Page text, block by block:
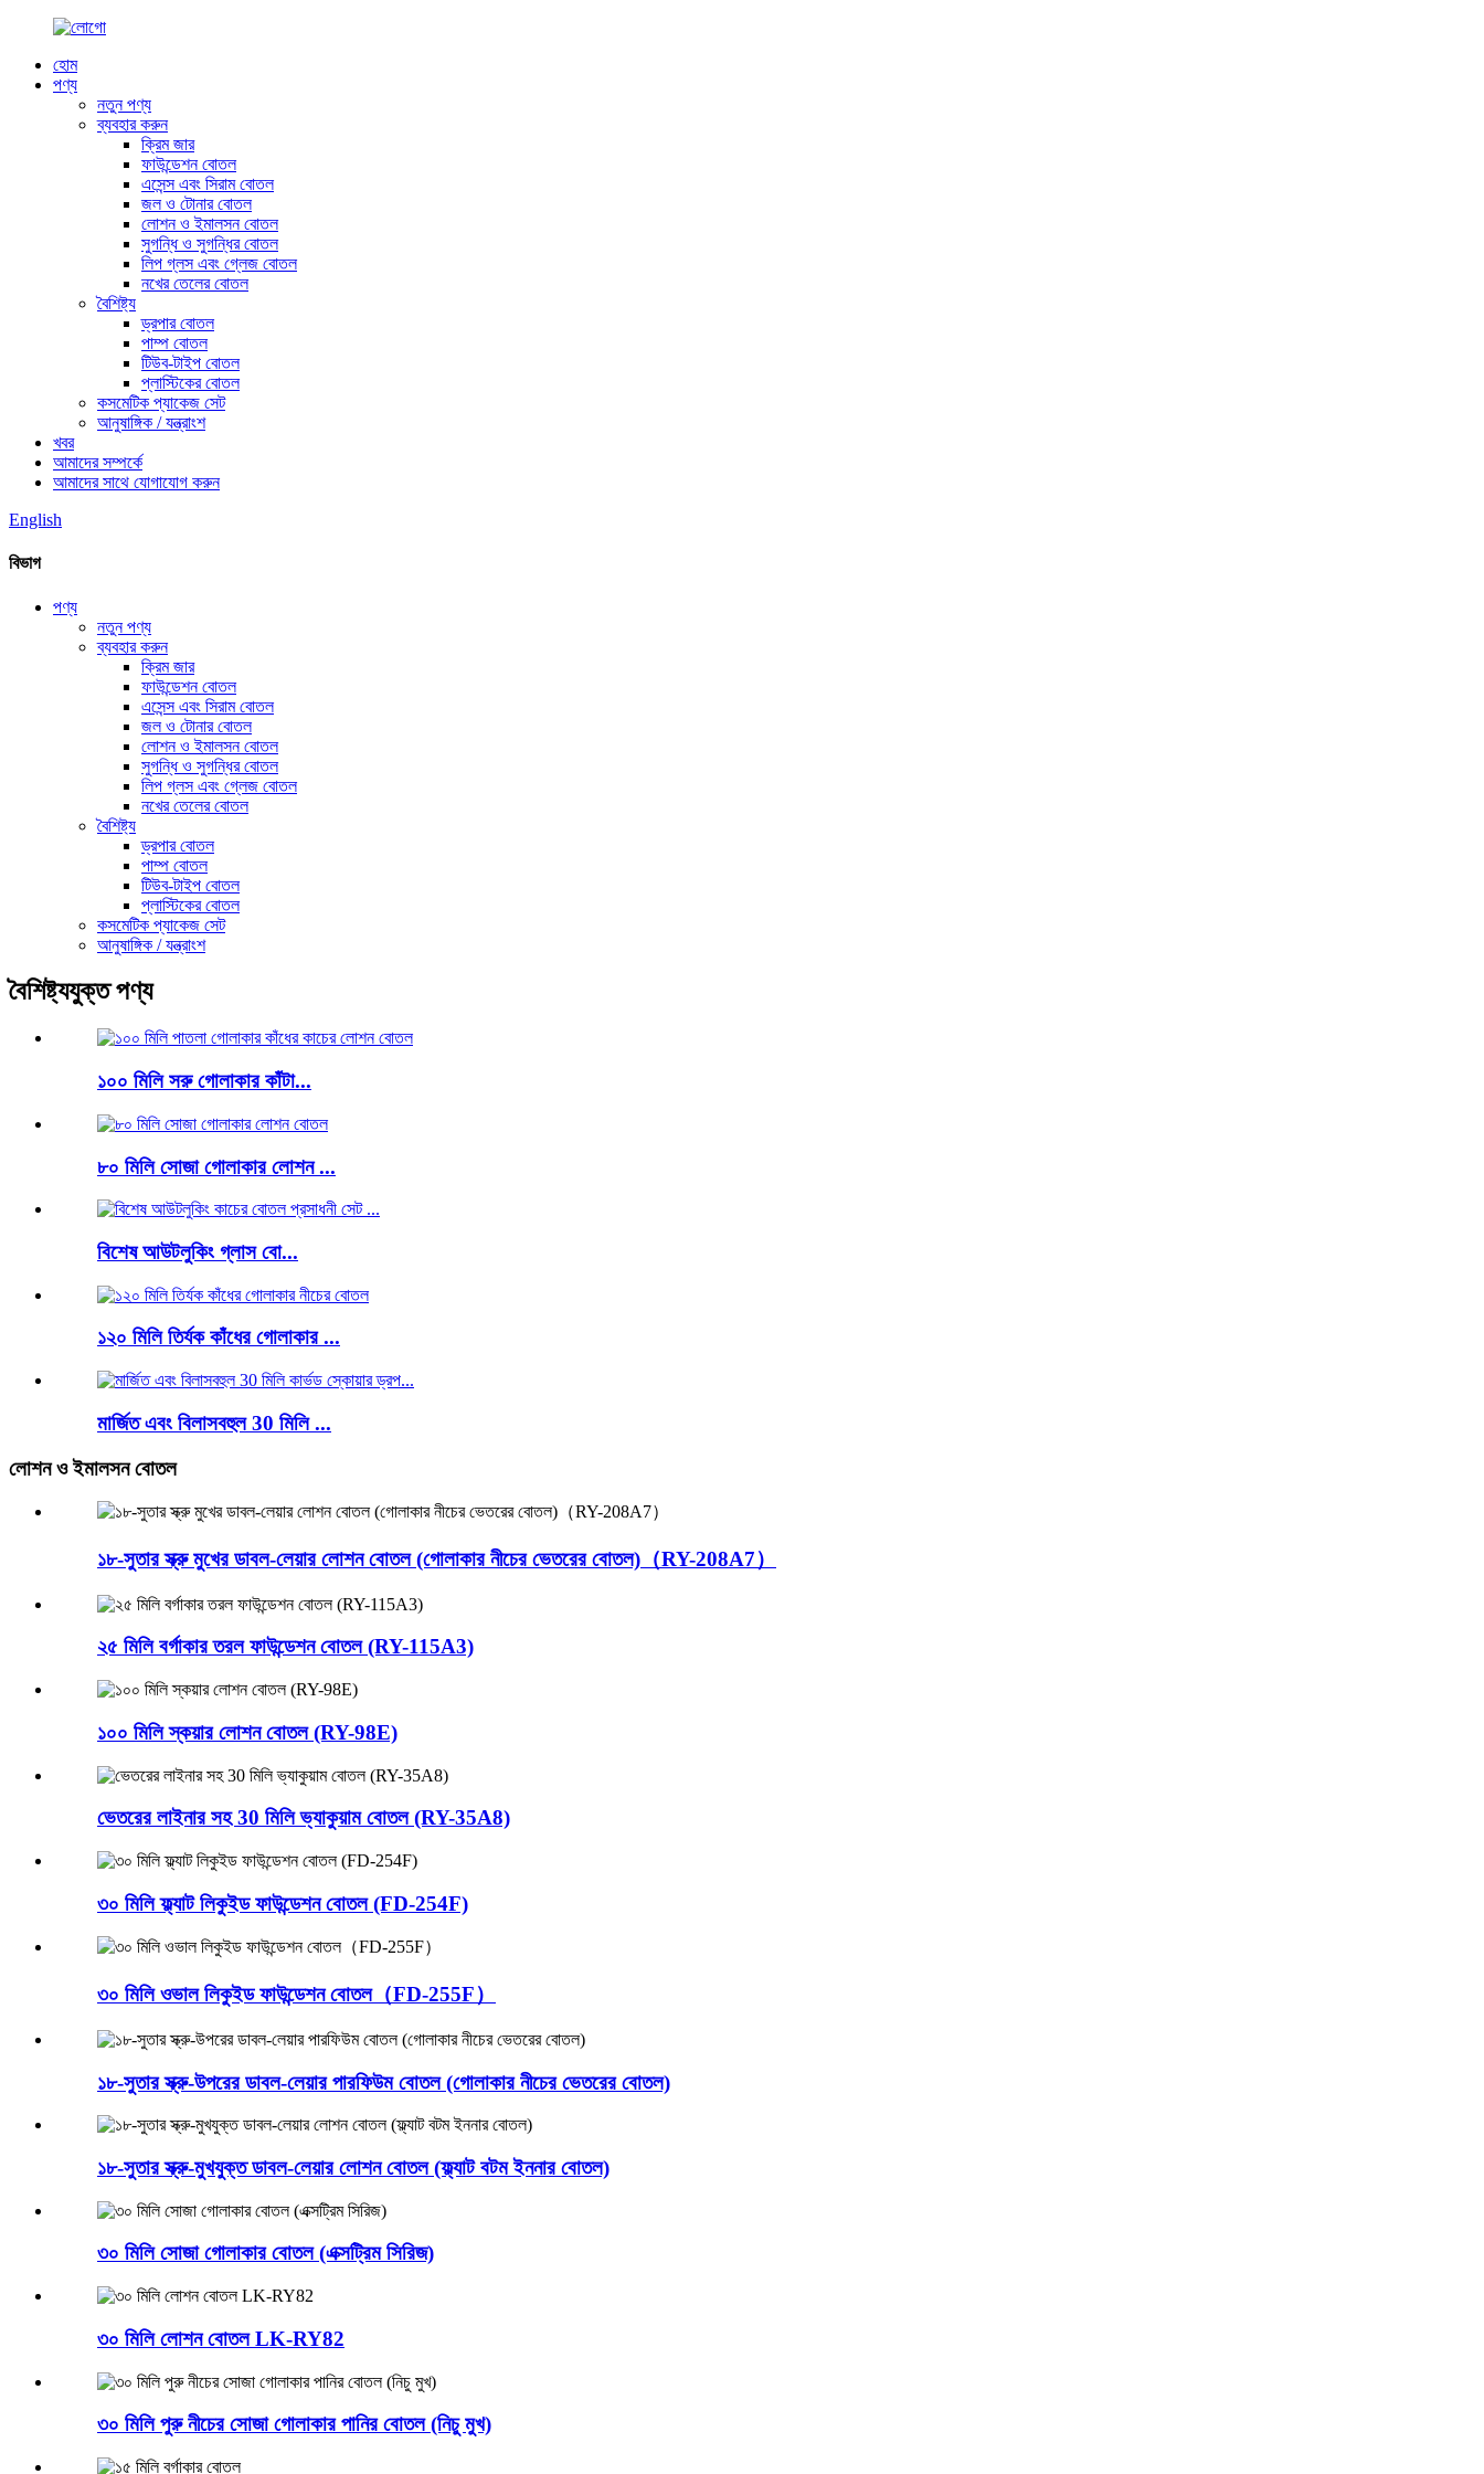
হোম
পণ্য
নতুন পণ্য
ব্যবহার করুন
ক্রিম জার
ফাউন্ডেশন বোতল
এসেন্স এবং সিরাম বোতল
জল ও টোনার বোতল
লোশন ও ইমালসন বোতল
সুগন্ধি ও সুগন্ধির বোতল
লিপ গ্লস এবং গ্লেজ বোতল
নখের তেলের বোতল
বৈশিষ্ট্য
ড্রপার বোতল
পাম্প বোতল
টিউব-টাইপ বোতল
প্লাস্টিকের বোতল
কসমেটিক প্যাকেজ সেট
আনুষাঙ্গিক / যন্ত্রাংশ
খবর
আমাদের সম্পর্কে
আমাদের সাথে যোগাযোগ করুন
English
বিভাগ
পণ্য
নতুন পণ্য
ব্যবহার করুন
ক্রিম জার
ফাউন্ডেশন বোতল
এসেন্স এবং সিরাম বোতল
জল ও টোনার বোতল
লোশন ও ইমালসন বোতল
সুগন্ধি ও সুগন্ধির বোতল
লিপ গ্লস এবং গ্লেজ বোতল
নখের তেলের বোতল
বৈশিষ্ট্য
ড্রপার বোতল
পাম্প বোতল
টিউব-টাইপ বোতল
প্লাস্টিকের বোতল
কসমেটিক প্যাকেজ সেট
আনুষাঙ্গিক / যন্ত্রাংশ
বৈশিষ্ট্যযুক্ত পণ্য
১০০ মিলি সরু গোলাকার কাঁটা...
৮০ মিলি সোজা গোলাকার লোশন ...
বিশেষ আউটলুকিং গ্লাস বো...
১২০ মিলি তির্যক কাঁধের গোলাকার ...
মার্জিত এবং বিলাসবহুল 30 মিলি ...
লোশন ও ইমালসন বোতল
১৮-সুতার স্ক্রু মুখের ডাবল-লেয়ার লোশন বোতল (গোলাকার নীচের ভেতরের বোতল)（RY-208A7）
২৫ মিলি বর্গাকার তরল ফাউন্ডেশন বোতল (RY-115A3)
১০০ মিলি স্কয়ার লোশন বোতল (RY-98E)
ভেতরের লাইনার সহ 30 মিলি ভ্যাকুয়াম বোতল (RY-35A8)
৩০ মিলি ফ্ল্যাট লিকুইড ফাউন্ডেশন বোতল (FD-254F)
৩০ মিলি ওভাল লিকুইড ফাউন্ডেশন বোতল（FD-255F）
১৮-সুতার স্ক্রু-উপরের ডাবল-লেয়ার পারফিউম বোতল (গোলাকার নীচের ভেতরের বোতল)
১৮-সুতার স্ক্রু-মুখযুক্ত ডাবল-লেয়ার লোশন বোতল (ফ্ল্যাট বটম ইননার বোতল)
৩০ মিলি সোজা গোলাকার বোতল (এক্সট্রিম সিরিজ)
৩০ মিলি লোশন বোতল LK-RY82
৩০ মিলি পুরু নীচের সোজা গোলাকার পানির বোতল (নিচু মুখ)